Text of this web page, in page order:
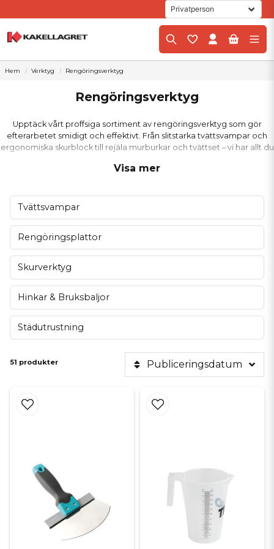
Hem Verktyg Rengöringsverktyg
Rengöringsverktyg
Upptäck vårt proffsiga sortiment av rengöringsverktyg som gör
efterarbetet smidigt och effektivt. Från slitstarka tvättsvampar och
ergonomiska skurblock till rejäla murburkar och tvättset – vi har allt du
rengöringsverktyg gör skillnad
När du arbetar med plattsättning är rätt utrustning helt avgörande för
slutresultatet. Våra specialanpassade rengöringsplattor och
fogsvampar är utvecklade för att effektivt suga upp överflödig
fogmassa utan att skada fogarnas struktur. Genom att investera i
kvalitetsprodukter sparar du både tid och armkraft, samtidigt som du
säkerställer en perfekt och slät yta på dina nya väggar och golv.
Maximera effektiviteten med rätt
städutrustning
arbetets gång. Våra stryktåliga murarhinkar och smarta tvättsystem är
designade för tuffa byggmiljöer och ger dig rätt vattenmängd och
plattsättningen och ett felfritt slutresultat.
Varje moment i plattsättningen ställer höga krav på dina verktyg. Våra
tvättsvampar har en unik cellstruktur som effektivt lyfter
cementrester från glaserad och oglaserad keramik. Välj
specialanpassade rengöringsplattor med handtag för att snabbt
kunna rengöra stora ytor. De tåliga materialen garanterar att dina
verktyg håller projekt efter projekt utan att tappa sin
uppsugningsförmåga eller form.
Visa mer
Tvättsvampar
Rengöringsplattor
Skurverktyg
Hinkar & Bruksbaljor
Städutrustning
51 produkter Publiceringsdatum